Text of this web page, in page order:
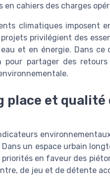
en cahiers des charges
climatiques imposent
privilégient des
eau et en énergie. Dans
pour partager des
place et
un espace urbain
priorités en faveur des
de jeu et de détente